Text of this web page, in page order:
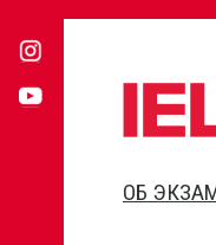
ОБ